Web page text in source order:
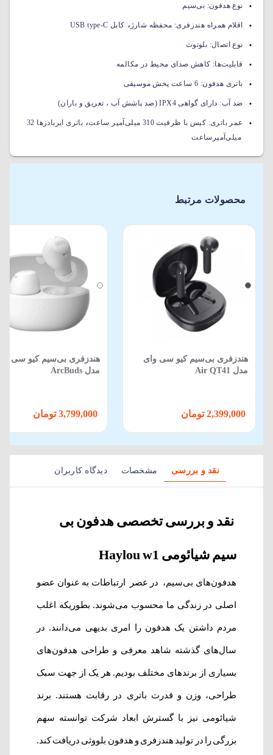
نوع هدفون: بی‌سیم
اقلام همراه هندزفری: محفظه شارژ ، کابل USB type-C
نوع اتصال: بلوتوث
قابلیت‌ها: کاهش صدای محیط در مکالمه
باتری هدفون: 6 ساعت پخش موسیقی
ضد آب: دارای گواهی IPX4 (ضد پاشش آب ، تعریق و باران)
عمر باتری: کیس با ظرفیت 310 میلی‌آمپر ساعت ،
باتری ایربادزها 32
میلی‌آمپرساعت
محصولات مرتبط
هندزفری بی‌سیم کیو سی وای
مدل Air QT41
هندزفری بی‌سیم کیو سی
مدل ArcBuds
نقد و بررسی مشخصات دیدگاه کاربران
نقد و بررسی تخصصی هدفون بی
سیم شیائومی Haylou w1
هدفون‌های بی‌سیم، در عصر ارتباطات به عنوان عضو
اصلی در زندگی ما محسوب می‌شوند. بطوریکه اغلب
مردم داشتن یک هدفون را امری بدیهی می‌دانند. در
سال‌های گذشته شاهد معرفی و طراحی هدفون‌های
بسیاری از برندهای مختلف بودیم. هر یک از جهت سبک
طراحی، وزن و قدرت باتری در رقابت هستند. برند
شیائومی نیز با گسترش ابعاد شرکت توانسته سهم
بزرگی را در تولید هندزفری و هدفون بلووثی دریافت کند.